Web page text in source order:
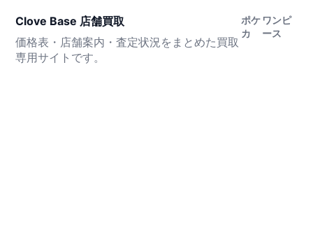
Clove Base 店舗買取
価格表・店舗案内・査定状況をまとめた買取
専用サイトです。
ポケ
カ
ワンピ
ース